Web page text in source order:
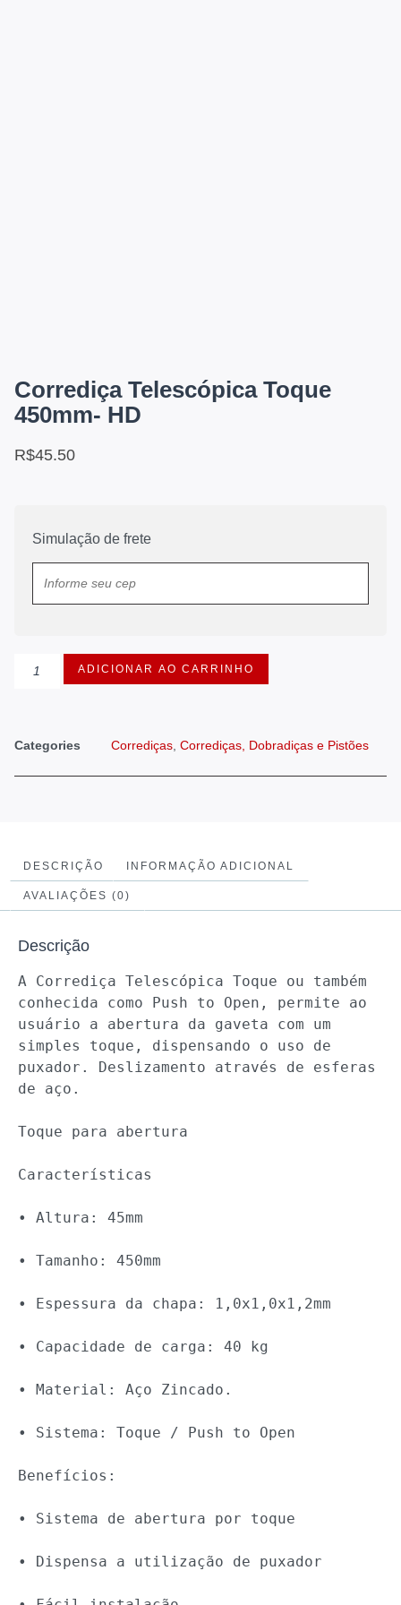
Corrediça Telescópica Toque
450mm- HD
R$45.50
Simulação de frete
ADICIONAR AO CARRINHO
Categories Corrediças, Corrediças, Dobradiças e Pistões
DESCRIÇÃO INFORMAÇÃO ADICIONAL
AVALIAÇÕES (0)
Descrição
A Corrediça Telescópica Toque ou também
conhecida como Push to Open, permite ao
usuário a abertura da gaveta com um
simples toque, dispensando o uso de
puxador. Deslizamento através de esferas
de aço.
Toque para abertura
Características
• Altura: 45mm
• Tamanho: 450mm
• Espessura da chapa: 1,0x1,0x1,2mm
• Capacidade de carga: 40 kg
• Material: Aço Zincado.
• Sistema: Toque / Push to Open
Benefícios:
• Sistema de abertura por toque
• Dispensa a utilização de puxador